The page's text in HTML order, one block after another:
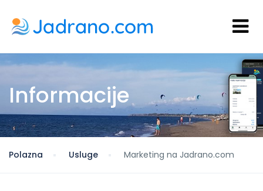
Informacije
Polazna Usluge Marketing na Jadrano.com